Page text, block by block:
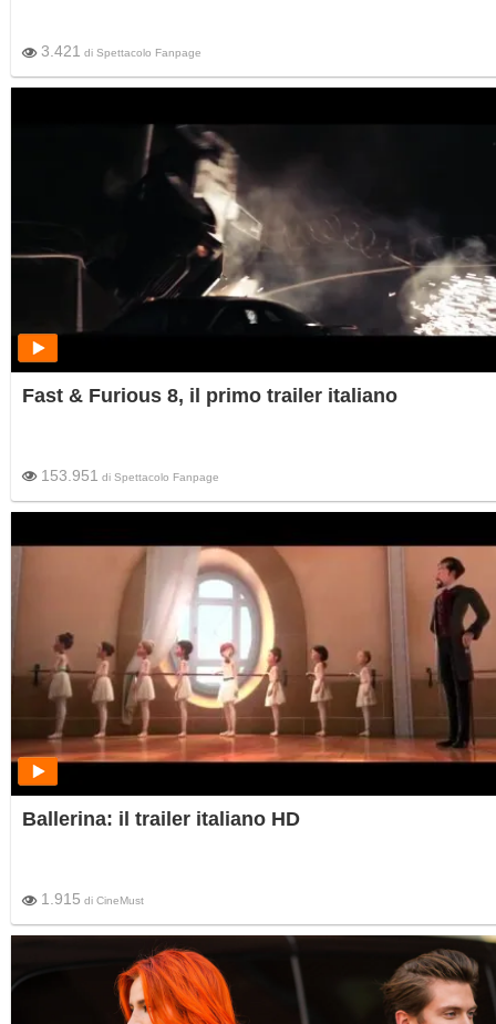
3.421 di Spettacolo Fanpage
Fast & Furious 8, il primo trailer italiano
153.951 di Spettacolo Fanpage
Ballerina: il trailer italiano HD
1.915 di CineMust